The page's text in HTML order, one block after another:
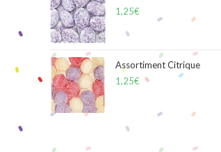
1,25€
Assortiment Citrique
1,25€